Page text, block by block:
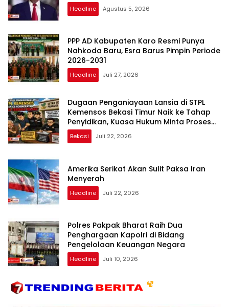
Headline Agustus 5, 2026
PPP AD Kabupaten Karo Resmi Punya
Nahkoda Baru, Esra Barus Pimpin Periode
2026-2031
Headline Juli 27, 2026
Dugaan Penganiayaan Lansia di STPL
Kemensos Bekasi Timur Naik ke Tahap
Penyidikan, Kuasa Hukum Minta Proses
Transparan dan Bebas Intervensi
Bekasi Juli 22, 2026
Amerika Serikat Akan Sulit Paksa Iran
Menyerah
Headline Juli 22, 2026
Polres Pakpak Bharat Raih Dua
Penghargaan Kapolri di Bidang
Pengelolaan Keuangan Negara
Headline Juli 10, 2026